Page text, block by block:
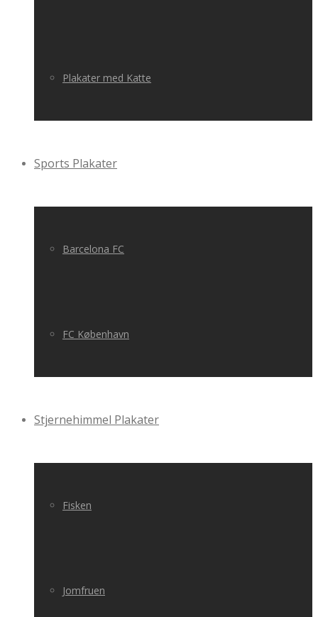
Plakater med Katte
Sports Plakater
Barcelona FC
FC København
Stjernehimmel Plakater
Fisken
Jomfruen